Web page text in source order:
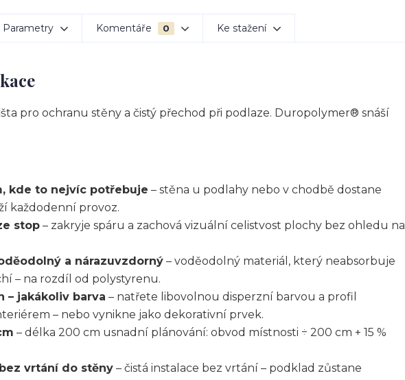
Parametry Komentáře 0 Ke stažení
pro ochranu stěny a čistý přechod při podlaze. Duropolymer® snáší
kde to nejvíc potřebuje – stěna u podlahy nebo v chodbě dostane
každodenní provoz.
stop – zakryje spáru a zachová vizuální celistvost plochy bez ohledu na
a nárazuvzdorný – voděodolný materiál, který neabsorbuje
– na rozdíl od polystyrenu.
– jakákoliv barva – natřete libovolnou disperzní barvou a profil
– nebo vynikne jako dekorativní prvek.
– délka 200 cm usnadní plánování: obvod místnosti ÷ 200 cm + 15 %
vrtání do stěny – čistá instalace bez vrtání – podklad zůstane